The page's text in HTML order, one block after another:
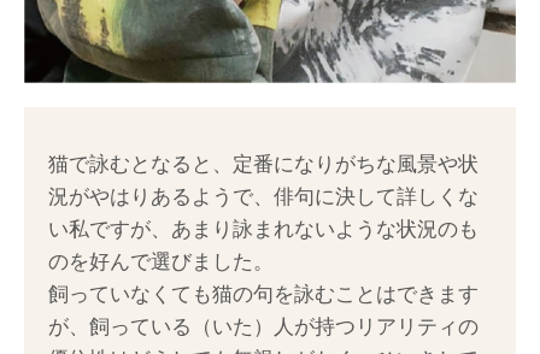
猫で詠むとなると、定番になりがちな風景や状
況がやはりあるようで、俳句に決して詳しくな
い私ですが、あまり詠まれないような状況のも
のを好んで選びました。
飼っていなくても猫の句を詠むことはできます
が、飼っている（いた）人が持つリアリティの